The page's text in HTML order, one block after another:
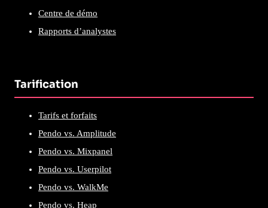
Centre de démo
Rapports d’analystes
Tarification
Tarifs et forfaits
Pendo vs. Amplitude
Pendo vs. Mixpanel
Pendo vs. Userpilot
Pendo vs. WalkMe
Pendo vs. Heap